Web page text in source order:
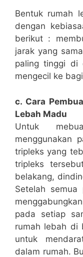
Bentuk rumah
dengan
berikut :
jarak yang
paling tinggi di
mengecil ke
c. Cara
Lebah Madu
Untuk
menggunakan
tripleks yang
tripleks
belakang,
Setelah
pada setiap
rumah lebah di
untuk
dalam rumah.